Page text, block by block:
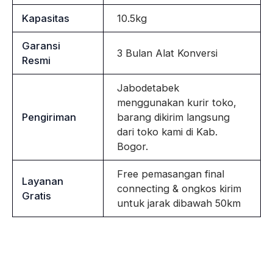
Kapasitas 10.5kg
Garansi
Resmi
3 Bulan Alat Konversi
Pengiriman
Jabodetabek
menggunakan kurir toko,
barang dikirim langsung
dari toko kami di Kab.
Bogor.
Layanan
Gratis
Free pemasangan final
connecting & ongkos kirim
untuk jarak dibawah 50km